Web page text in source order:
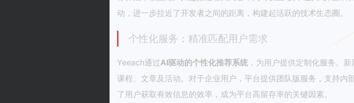
动，进一步拉近了开发者之间的距离，构建起活跃的技术生态圈。
个性化服务：精准匹配用户需求
Yeeach通过AI驱动的个性化推荐系统 ，为用户提供定制化服务。
课程、文章及活动。对于企业用户，平台提供团队版服务，支持内
了用户获取有效信息的效率，成为平台高留存率的关键因素。